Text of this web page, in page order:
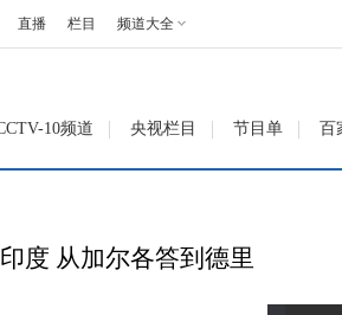
直播 栏目 频道大全
10频道 央视栏目 节目单 百
度 从加尔各答到德里